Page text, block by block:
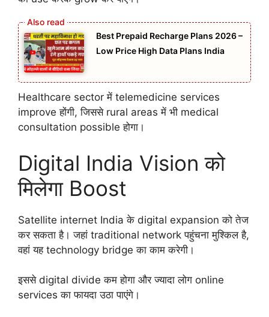
Best Prepaid Recharge Plans 2026 –
Low Price High Data Plans India
Healthcare sector में telemedicine services
improve होंगी, जिससे rural areas में भी medical
consultation possible होगा।
Digital India Vision को
मिलेगा Boost
Satellite internet India के digital expansion को तेज
कर सकता है। जहां traditional network पहुंचना मुश्किल है,
वहां यह technology bridge का काम करेगी।
इससे digital divide कम होगा और ज्यादा लोग online
services का फायदा उठा पाएंगे।